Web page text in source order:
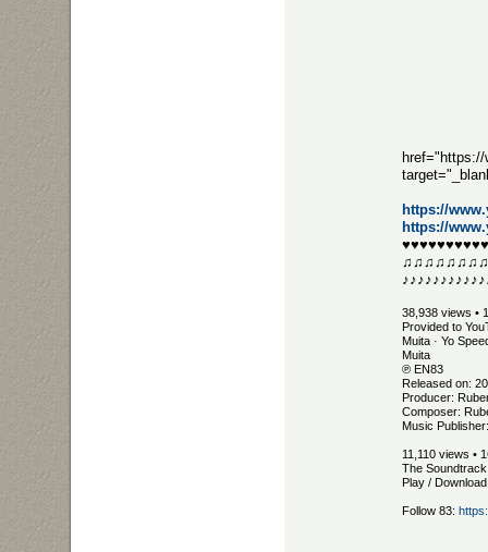
https://
https://
38,938 views •
Provided to
Muita · Yo
Muita
℗ EN83
Released on:
Producer:
Composer:
Music
11,110 views •
The
Play /
Follow 83: